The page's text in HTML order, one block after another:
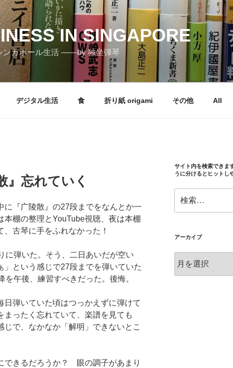
IN SINGAPORE
ンガポール生活 ――by 独坐弾琴
デジタル生活 食 折り紙 origami その他 All
』忘れていく
に『广陵散』の27段までをなんとか一
本棚の整理とYouTube視聴、夜は本棚
古琴に手をふれなかった！
に弾いた。そう、二日あいだが空い
」という感じで27段までを弾いていた
午後、練習すべきだった。後悔。
日弾いていた頃はつっかえずに弾けて
まったく忘れていて、楽譜を見ても
で、なかなか「解明」できないとこ
できるだろうか？ 眼の調子があまり
サイト内を検索できま
うに分けるとヒットし
索:
アーカイブ
ー